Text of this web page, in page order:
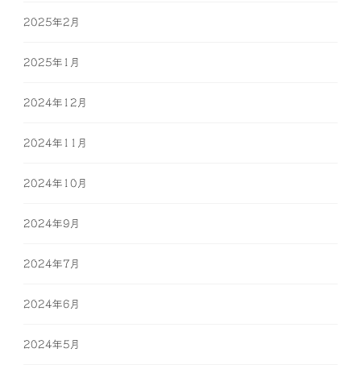
2025年2月
2025年1月
2024年12月
2024年11月
2024年10月
2024年9月
2024年7月
2024年6月
2024年5月